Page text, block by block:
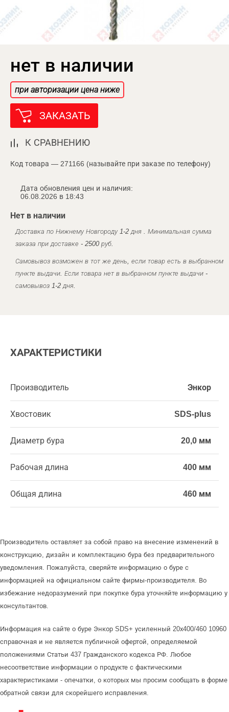
нет в наличии
при авторизации цена ниже
ЗАКАЗАТЬ
К СРАВНЕНИЮ
Код товара — 271166 (называйте при заказе по телефону)
Дата обновления цен и наличия:
06.08.2026 в 18:43
Нет в наличии
Доставка по Нижнему Новгороду 1-2 дня . Минимальная сумма
заказа при доставке - 2500 руб.
Самовывоз возможен в тот же день, если товар есть в выбранном
пункте выдачи. Если товара нет в выбранном пункте выдачи -
самовывоз 1-2 дня.
ХАРАКТЕРИСТИКИ
Производитель Энкор
Хвостовик SDS-plus
Диаметр бура 20,0 мм
Рабочая длина 400 мм
Общая длина 460 мм
Производитель оставляет за собой право на внесение изменений в
конструкцию, дизайн и комплектацию бура без предварительного
уведомления. Пожалуйста, сверяйте информацию о буре с
информацией на официальном сайте фирмы-производителя. Во
избежание недоразумений при покупке бура уточняйте информацию у
консультантов.
Информация на сайте о буре Энкор SDS+ усиленный 20х400/460 10960
справочная и не является публичной офертой, определяемой
положениями Статьи 437 Гражданского кодекса РФ. Любое
несоответствие информации о продукте с фактическими
характеристиками - опечатки, о которых мы просим сообщать в форме
обратной связи для скорейшего исправления.